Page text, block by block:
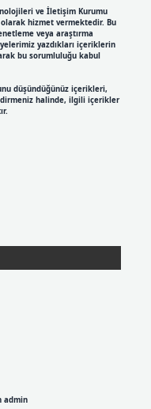
ve İletişim Kurumu
olarak hizmet vermektedir. Bu
veya araştırma
yazdıkları içeriklerin
bu sorumluluğu kabul
düşündüğünüz içerikleri,
halinde, ilgili içerikler
admin